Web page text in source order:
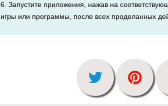
6. Запустите приложения, нажав на
игры или программы, после всех проделанных